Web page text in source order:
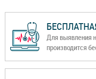
Для выявления
производится